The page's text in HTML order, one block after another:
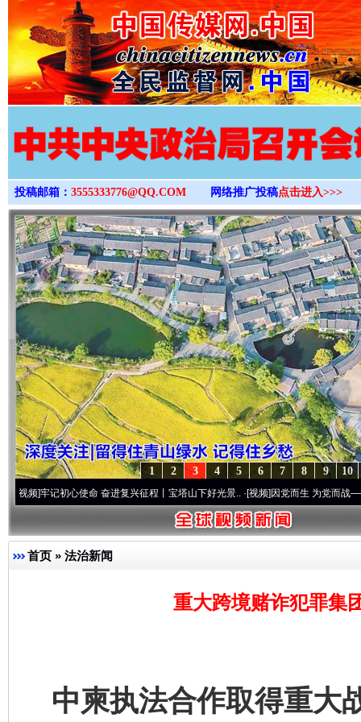
>
投稿邮箱： 3555333776@QQ.COM 网络推广投稿点击进入>>>
10
9
8
7
6
5
4
3
2
1
初心使命 奋进复兴征程丨宝塔山下好光景..·[视频]因党而生 为党而战——百年“纪”
首页 » 法治新闻
重大跨境赌诈犯罪集
中柬执法合作取得重大